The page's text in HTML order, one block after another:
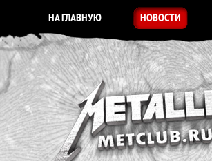
НА ГЛАВНУЮ НОВОСТИ